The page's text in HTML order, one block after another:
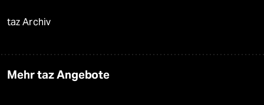
taz Archiv
Mehr taz Angebote